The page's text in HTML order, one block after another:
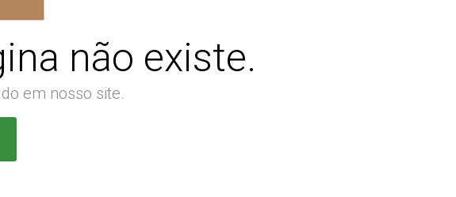
não existe.
em nosso site.